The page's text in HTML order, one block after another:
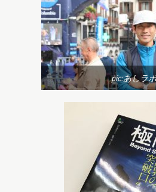
pic:あしラボ